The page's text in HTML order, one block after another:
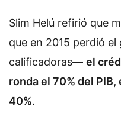
Slim Helú refirió que
que en 2015 perdió
calificadoras— el
ronda el 70% del
40%.